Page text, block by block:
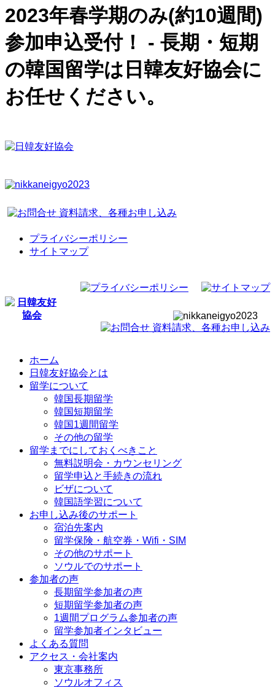
2023年春学期のみ(約10週間)
参加申込受付！ - 長期・短期
の韓国留学は日韓友好協会に
お任せください。
プライバシーポリシー
サイトマップ
ホーム
日韓友好協会とは
留学について
韓国長期留学
韓国短期留学
韓国1週間留学
その他の留学
留学までにしておくべきこと
無料説明会・カウンセリング
留学申込と手続きの流れ
ビザについて
韓国語学習について
お申し込み後のサポート
宿泊先案内
留学保険・航空券・Wifi・SIM
その他のサポート
ソウルでのサポート
参加者の声
長期留学参加者の声
短期留学参加者の声
1週間プログラム参加者の声
留学参加者インタビュー
よくある質問
アクセス・会社案内
東京事務所
ソウルオフィス